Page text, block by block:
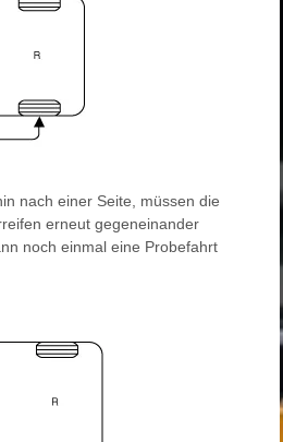
nach einer Seite, müssen die
erneut gegeneinander
noch einmal eine Probefahrt